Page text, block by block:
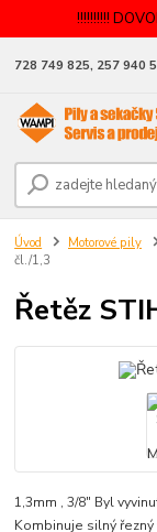
!!!!!!!!!!
728 749 825, 257 940
Úvod Motorové pily
čl./1,3
Řetěz
1,3mm , 3/8" Byl
Kombinuje silný